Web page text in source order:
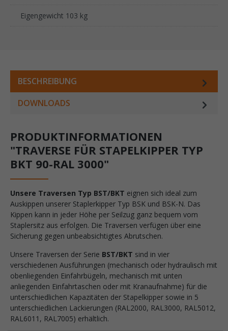
Eigengewicht 103 kg
BESCHREIBUNG
DOWNLOADS
PRODUKTINFORMATIONEN
"TRAVERSE FÜR STAPELKIPPER TYP
BKT 90-RAL 3000"
Unsere Traversen Typ BST/BKT eignen sich ideal zum
Auskippen unserer Staplerkipper Typ BSK und BSK-N. Das
Kippen kann in jeder Höhe per Seilzug ganz bequem vom
Staplersitz aus erfolgen. Die Traversen verfügen über eine
Sicherung gegen unbeabsichtigtes Abrutschen.
Unsere Traversen der Serie BST/BKT sind in vier
verschiedenen Ausführungen (mechanisch oder hydraulisch mit
obenliegenden Einfahrbügeln, mechanisch mit unten
anliegenden Einfahrtaschen oder mit Kranaufnahme) für die
unterschiedlichen Kapazitäten der Stapelkipper sowie in 5
unterschiedlichen Lackierungen (RAL2000, RAL3000, RAL5012,
RAL6011, RAL7005) erhältlich.